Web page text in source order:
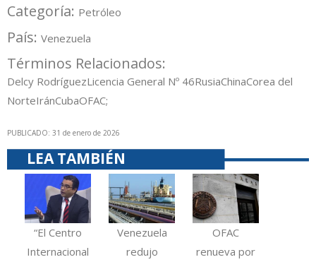
Categoría: Petróleo
País: Venezuela
Términos Relacionados:
Delcy RodríguezLicencia General Nº 46RusiaChinaCorea del
NorteIránCubaOFAC;
PUBLICADO: 31 de enero de 2026
LEA TAMBIÉN
“El Centro
Internacional
Venezuela
redujo
OFAC
renueva por